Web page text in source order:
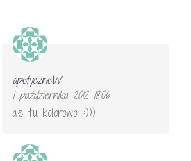
apetyczneW
1 października 2012 18:06
ale tu kolorowo :)))